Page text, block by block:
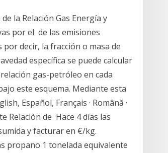
la Relación Gas Energía y
por el de las emisiones
decir, la fracción o masa de
específica se puede calcular
gas-petróleo en cada
este esquema. Mediante esta
Español, Français · Română ·
Relación de Hace 4 días las
y facturar en €/kg.
propano 1 tonelada equivalente